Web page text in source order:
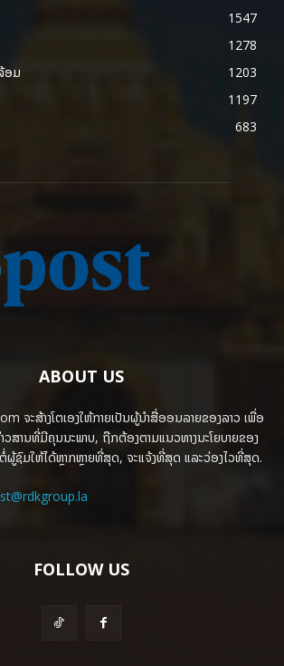
1547
1278
ອມ
1203
1197
683
ABOUT US
ຈະສ້າງໂຕເອງໃຫ້ກາຍເປັນຜູ້ນຳສື່ອອນລາຍຂອງລາວ ເພື່ອ
ວສານທີ່ມີຄຸນນະພາບ, ຖືກຕ້ອງຕາມແນວທາງນະໂຍບາຍຂອງ
ຊົມໃຫ້ໄດ້ຫຼາກຫຼາຍທີ່ສຸດ, ຈະແຈ້ງທີ່ສຸດ ແລະວ່ອງໄວທີ່ສຸດ.
FOLLOW US